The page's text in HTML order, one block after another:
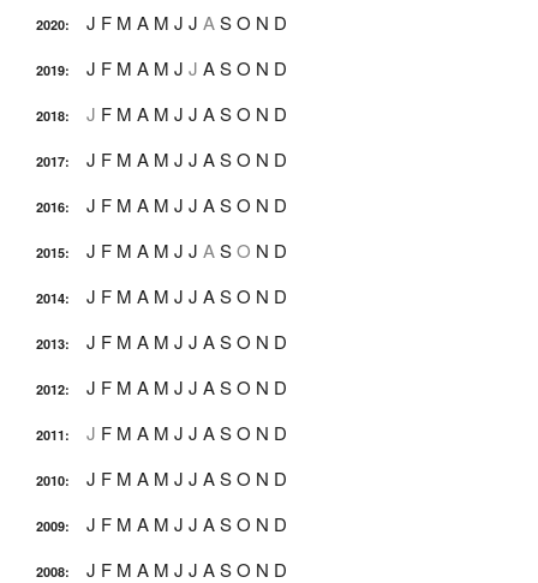
2020: J F M A M J J ASO N D
2019: J F M A M J J ASO N D
2018: J F M A M J J ASO N D
2017: J F M A M J J ASO N D
2016: J F M A M J J ASO N D
2015: J F M A M J J ASO N D
2014: J F M A M J J ASO N D
2013: J F M A M J J ASO N D
2012: J F M A M J J ASO N D
2011: J F M A M J J ASO N D
2010: J F M A M J J ASO N D
2009: J F M A M J J ASO N D
2008: J F M A M J J ASO N D